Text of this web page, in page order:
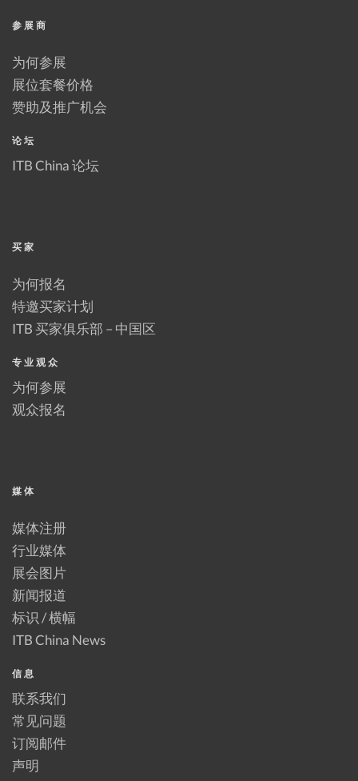
参展商
为何参展
展位套餐价格
赞助及推广机会
论坛
ITB China 论坛
买家
为何报名
特邀买家计划
ITB 买家俱乐部 – 中国区
专业观众
为何参展
观众报名
媒体
媒体注册
行业媒体
展会图片
新闻报道
标识 / 横幅
ITB China News
信息
联系我们
常见问题
订阅邮件
声明